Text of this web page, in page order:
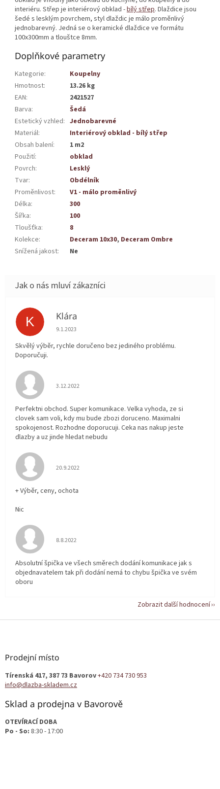
interiéru. Střep je interiérový obklad -bílý střep. Dlaždice jsou
šedé s lesklým povrchem, styl dlaždic je málo proměnlivý
jednobarevný. Jedná se o keramické dlaždice ve formátu
100x300mm a tlouštce 8mm.
Doplňkové parametry
Kategorie:
Koupelny
Hmotnost:
13.26 kg
EAN:
2421527
Barva:
Šedá
Estetický vzhled: Jednobarevné
Materiál:
Interiérový obklad - bílý střep
Obsah balení:
1 m2
Použití:
obklad
Povrch:
Lesklý
Tvar:
Obdélník
Proměnlivost:
V1 - málo proměnlivý
Délka:
300
Šířka:
100
Tloušťka:
8
Kolekce: Deceram 10x30, Deceram Ombre
Snížená jakost: Ne
K Klára
Hodnocení obchodu je 5 z 5 hvězdiček.
9.1.2023
Skvělý výběr, rychle doručeno bez jediného problému.
Doporučuji.
Hodnocení obchodu je 5 z 5 hvězdiček.
3.12.2022
Perfektni obchod. Super komunikace. Velka vyhoda, ze si
clovek sam voli, kdy mu bude zbozi doruceno. Maximalni
spokojenost. Rozhodne doporucuji. Ceka nas nakup jeste
dlazby a uz jinde hledat nebudu
Hodnocení obchodu je 5 z 5 hvězdiček.
20.9.2022
+ Výběr, ceny, ochota
Nic
Hodnocení obchodu je 5 z 5 hvězdiček.
8.8.2022
Absolutní špička ve všech směrech dodání komunikace jak s
objednavatelem tak při dodání nemá to chybu špička ve svém
oboru
Zobrazit další hodnocení
Z
Prodejní místo
Tírenská 417, 387 73 Bavorov+420 734 730 953
info@dlazba-skladem.cz
Sklad a prodejna v Bavorově
OTEVÍRACÍ DOBA
Po - So: 8:30 - 17:00